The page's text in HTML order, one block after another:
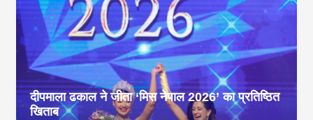
दीपमाला ढकाल ने जीता ‘मिस नेपाल 2026’ का प्रतिष्ठित
खिताब